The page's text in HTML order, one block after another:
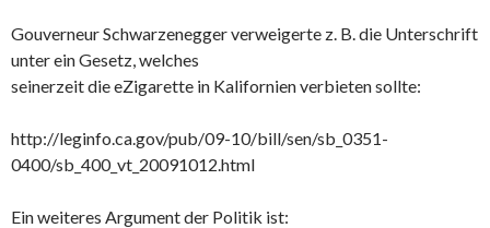
Gouverneur Schwarzenegger verweigerte z. B. die Unterschrift
unter ein Gesetz, welches
seinerzeit die eZigarette in Kalifornien verbieten sollte:
http://leginfo.ca.gov/pub/09-10/bill/sen/sb_0351-
0400/sb_400_vt_20091012.html
Ein weiteres Argument der Politik ist: